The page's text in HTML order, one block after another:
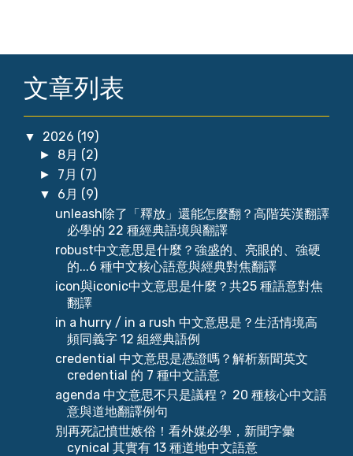
文章列表
▼ 2026 (19)
► 8月 (2)
► 7月 (7)
▼ 6月 (9)
unleash除了「釋放」還能怎麼翻？高階英漢翻譯
必學的 22 種經典語境與翻譯
robust中文意思是什麼？強盛的、亮眼的、強硬
的...6 種中文核心語意與經典對焦翻譯
icon與iconic中文意思是什麼？共25 種語意對焦
翻譯
in a hurry / in a rush 中文意思是？生活情境高
頻同義字 12 組經典語例
credential 中文意思是憑證嗎？解析新聞英文
credential 的 7 種中文語意
agenda 中文意思不只是議程？ 20 種核心中文語
意與道地翻譯例句
別再死記憤世嫉俗！看外媒必學，新聞字彙
cynical 其實有 13 種道地中文語意